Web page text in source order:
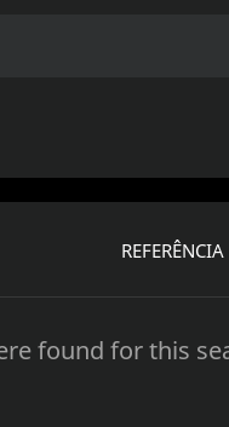
found for this